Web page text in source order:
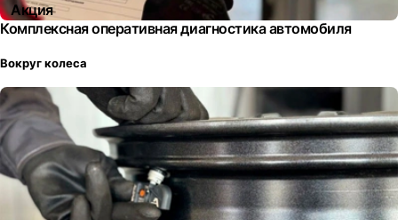
Акция
Комплексная оперативная диагностика автомобиля
Вокруг колеса